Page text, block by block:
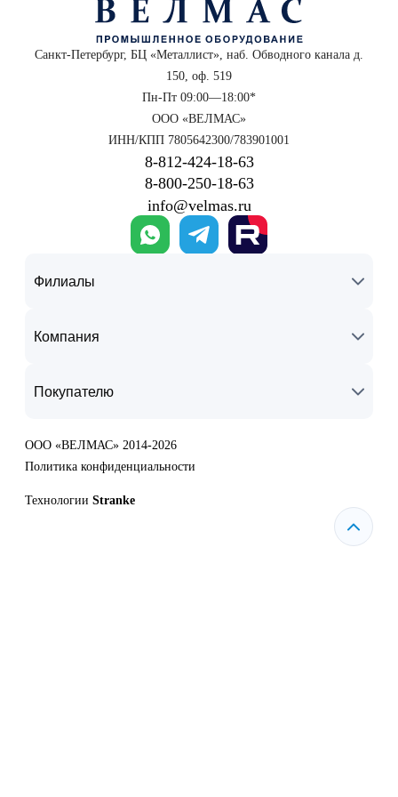
Санкт-Петербург, БЦ «Металлист», наб. Обводного канала д.
150, оф. 519
Пн-Пт 09:00—18:00*
ООО «ВЕЛМАС»
ИНН/КПП 7805642300/783901001
8‑812‑424‑18‑63
8‑800‑250‑18‑63
info@velmas.ru
Филиалы
Компания
Покупателю
ООО «ВЕЛМАС» 2014-2026
Политика конфиденциальности
Технологии Stranke